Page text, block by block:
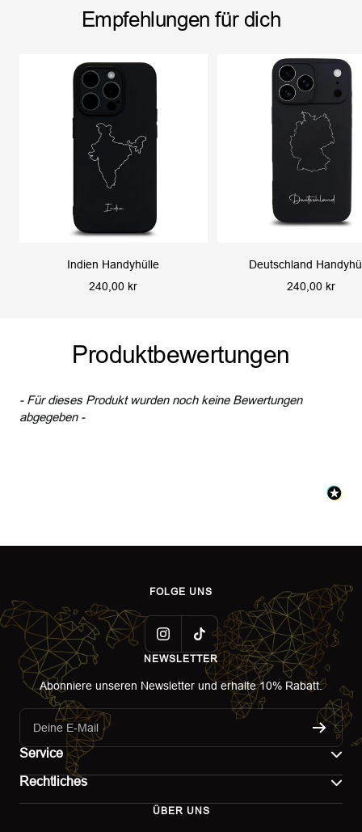
Empfehlungen für dich
Indien Handyhülle
Angebotspreis
240,00 kr
Deutschland
Angebotspreis
240,00 kr
Produktbewertungen
- Für dieses Produkt wurden noch keine Bewertungen
abgegeben -
New content loaded
FOLGE UNS
NEWSLETTER
Abonniere unseren Newsletter und erhalte 10% Rabatt.
Deine E-Mail
Service
Rechtliches
ÜBER UNS